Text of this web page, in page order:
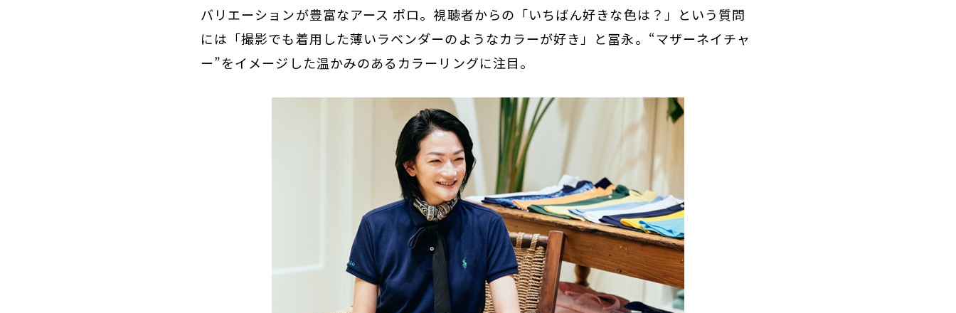
バリエーションが豊富なアース ポロ。視聴者からの「いちばん好きな色は？」という質問
には「撮影でも着用した薄いラベンダーのようなカラーが好き」と冨永。“マザーネイチャ
ー”をイメージした温かみのあるカラーリングに注目。